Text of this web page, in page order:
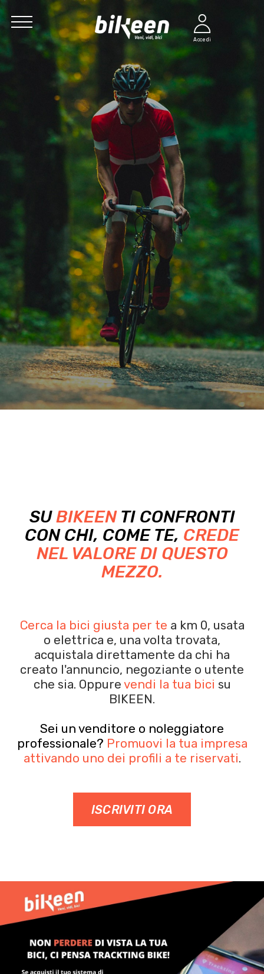
Accedi
SUBIKEENTI CONFRONTI
CON CHI, COME TE, CREDE
NEL VALORE DI QUESTO
MEZZO.
Cerca la bici giusta per te a km 0, usata
o elettrica e, una volta trovata,
acquistala direttamente da chi ha
creato l'annuncio, negoziante o utente
che sia. Oppure vendi la tua bici su
BIKEEN.
Sei un venditore o noleggiatore
professionale? Promuovi la tua impresa
attivando uno dei profili a te riservati.
ISCRIVITI ORA